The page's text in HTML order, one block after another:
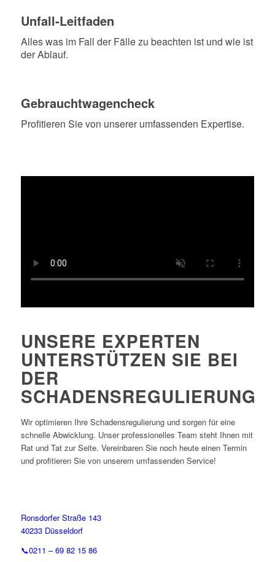
Unfall-Leitfaden
Alles was im Fall der Fälle zu beachten ist und wie ist
der Ablauf.
Gebrauchtwagencheck
Profitieren Sie von unserer umfassenden Expertise.
UNSERE EXPERTEN
UNTERSTÜTZEN SIE BEI
DER
SCHADENSREGULIERUNG
Wir optimieren Ihre Schadensregulierung und sorgen für eine
schnelle Abwicklung. Unser professionelles Team steht Ihnen mit
Rat und Tat zur Seite. Vereinbaren Sie noch heute einen Termin
und profitieren Sie von unserem umfassenden Service!
Ronsdorfer Straße 143
40233 Düsseldorf
📞0211 – 69 82 15 86